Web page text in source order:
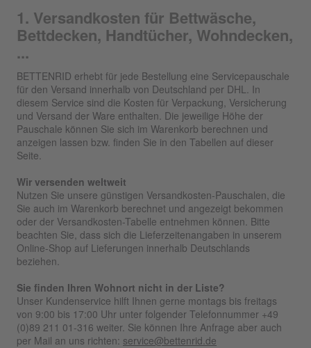
1. Versandkosten für Bettwäsche,
Bettdecken, Handtücher, Wohndecken,
...
BETTENRID erhebt für jede Bestellung eine Servicepauschale
für den Versand innerhalb von Deutschland per DHL. In
diesem Service sind die Kosten für Verpackung, Versicherung
und Versand der Ware enthalten. Die jeweilige Höhe der
Pauschale können Sie sich im Warenkorb berechnen und
anzeigen lassen bzw. finden Sie in den Tabellen auf dieser
Seite.
Wir versenden weltweit
Nutzen Sie unsere günstigen Versandkosten-Pauschalen, die
Sie auch im Warenkorb berechnet und angezeigt bekommen
oder der Versandkosten-Tabelle entnehmen können. Bitte
beachten Sie, dass sich die Lieferzeitenangaben in unserem
Online-Shop auf Lieferungen innerhalb Deutschlands
beziehen.
Sie finden Ihren Wohnort nicht in der Liste?
Unser Kundenservice hilft Ihnen gerne montags bis freitags
von 9:00 bis 17:00 Uhr unter folgender Telefonnummer +49
(0)89 211 01-316 weiter. Sie können Ihre Anfrage aber auch
per Mail an uns richten: service@bettenrid.de